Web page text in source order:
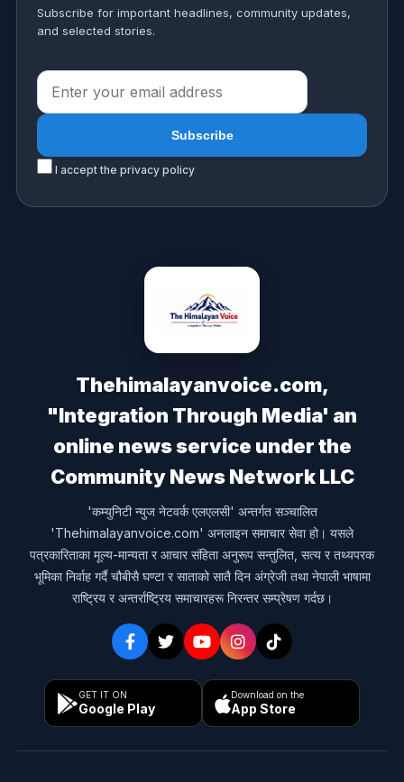
Subscribe for important headlines, community updates,
and selected stories.
I accept the privacy policy
Thehimalayanvoice.com,
"Integration Through Media' an
online news service under the
Community News Network LLC
'कम्युनिटी न्युज नेटवर्क एलएलसी' अन्तर्गत सञ्चालित
'Thehimalayanvoice.com' अनलाइन समाचार सेवा हो। यसले
पत्रकारिताका मूल्य-मान्यता र आचार संहिता अनुरूप सन्तुलित, सत्य र तथ्यपरक
भूमिका निर्वाह गर्दै चौबीसै घण्टा र साताको सातै दिन अंग्रेजी तथा नेपाली भाषामा
राष्ट्रिय र अन्तर्राष्ट्रिय समाचारहरू निरन्तर सम्प्रेषण गर्दछ।
GET IT ON
Google Play
Download on the
App Store